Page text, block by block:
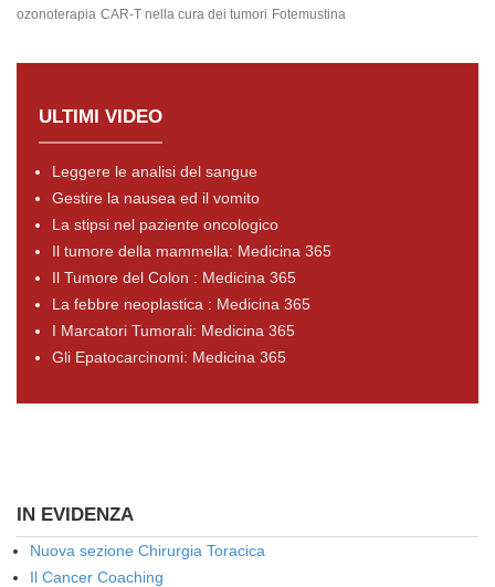
ozonoterapia CAR-T nella cura dei tumori Fotemustina
ULTIMI VIDEO
Leggere le analisi del sangue
Gestire la nausea ed il vomito
La stipsi nel paziente oncologico
Il tumore della mammella: Medicina 365
Il Tumore del Colon : Medicina 365
La febbre neoplastica : Medicina 365
I Marcatori Tumorali: Medicina 365
Gli Epatocarcinomi: Medicina 365
IN EVIDENZA
Nuova sezione Chirurgia Toracica
Il Cancer Coaching